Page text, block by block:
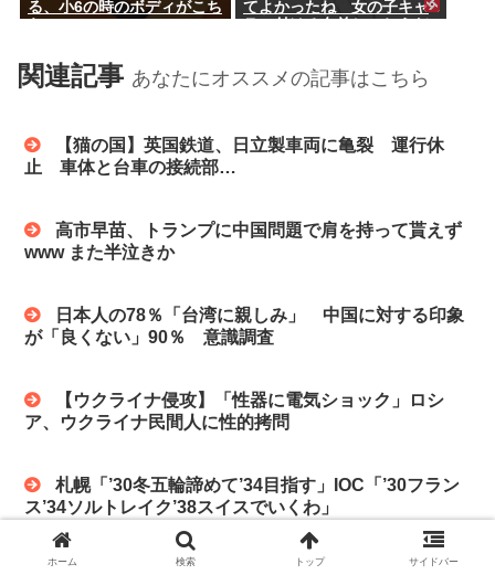
る、小6の時のボディがこち
らwww
てよかったね 女の子キャ
ラに付ける名前じゃねえだ
関連記事 あなたにオススメの記事はこちら
止 車体と台車の接続部…
www また半泣きか
が「良くない」90％ 意識調査
ア、ウクライナ民間人に性的拷問
ス’34ソルトレイク’38スイスでいくわ」
日本のアニメが「中国で負ける日」が来る。「天才
ホーム 検索 トップ サイドバー